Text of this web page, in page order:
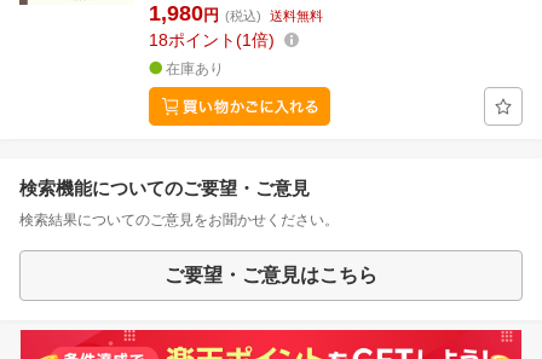
1,980円 (税込) 送料無料
18ポイント 1倍
在庫あり
検索機能についてのご要望・ご意見
検索結果についてのご意見をお聞かせください。
ご要望・ご意見はこちら